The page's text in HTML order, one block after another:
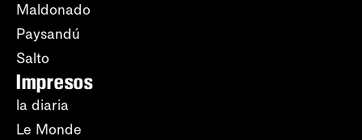
Maldonado
Paysandú
Salto
Impresos
la diaria
Le Monde